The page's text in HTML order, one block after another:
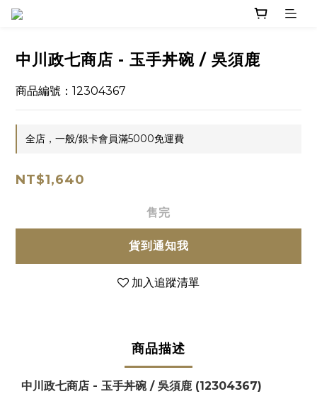
中川政七商店 - 玉手丼碗 / 吳須鹿
商品編號：12304367
全店，一般/銀卡會員滿5000免運費
NT$1,640
售完
貨到通知我
加入追蹤清單
商品描述
中川政七商店 - 玉手丼碗 / 吳須鹿 (12304367)